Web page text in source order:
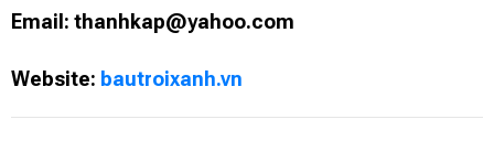
Email: thanhkap@yahoo.com
Website: bautroixanh.vn